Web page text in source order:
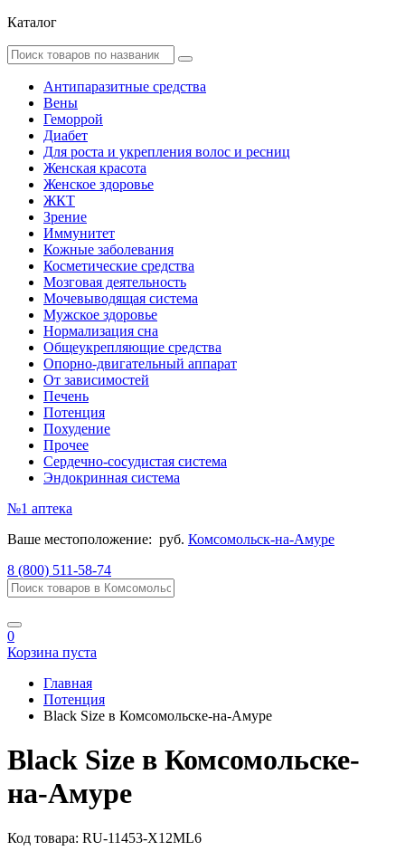
Каталог
Антипаразитные средства
Вены
Геморрой
Диабет
Для роста и укрепления волос и ресниц
Женская красота
Женское здоровье
ЖКТ
Зрение
Иммунитет
Кожные заболевания
Косметические средства
Мозговая деятельность
Мочевыводящая система
Мужское здоровье
Нормализация сна
Общеукрепляющие средства
Опорно-двигательный аппарат
От зависимостей
Печень
Потенция
Похудение
Прочее
Сердечно-сосудистая система
Эндокринная система
№1 аптека
Ваше местоположение: руб. Комсомольск-на-Амуре
8 (800) 511-58-74
0
Корзина пуста
Главная
Потенция
Black Size в Комсомольске-на-Амуре
Black Size в Комсомольске-
на-Амуре
Код товара: RU-11453-X12ML6